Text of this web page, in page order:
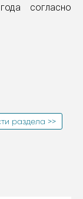
согласно
раздела >>